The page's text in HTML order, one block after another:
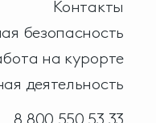
Контакты
безопасность
на курорте
деятельность
8 800 550 53 33